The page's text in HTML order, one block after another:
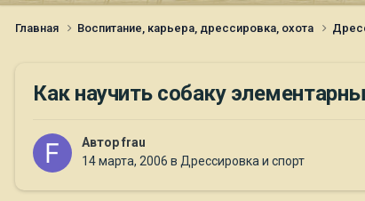
Главная Воспитание, карьера, дрессировка, охота
Как научить собаку
Авторfrau
14 марта, 2006 в Дрессировка и спорт